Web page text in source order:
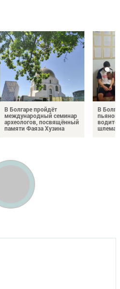
В Болгаре пройдёт
международный семинар
археологов, посвящённый
памяти Фаяза Хузина
В
шлема